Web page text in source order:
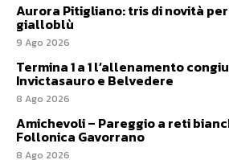
Aurora Pitigliano: tris di novità
gialloblù
9 Ago 2026
Termina 1 a 1 l’allenamento
Invictasauro e Belvedere
8 Ago 2026
Amichevoli – Pareggio a reti
Follonica Gavorrano
8 Ago 2026